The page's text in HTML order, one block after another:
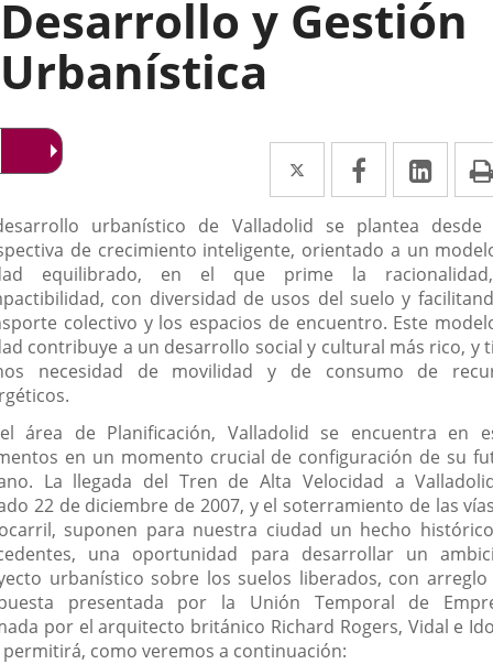
Desarrollo y Gestión
Urbanística
Twitter
Enlace
a
una
aplicación
externa.
Facebook
Enlace
a
una
aplicación
externa.
a
una
urbanístico de Valladolid se plantea desde
de crecimiento inteligente, orientado a un
equilibrado, en el que prime la
con diversidad de usos del suelo y
colectivo y los espacios de encuentro. Este
contribuye a un desarrollo social y cultural más rico, y
necesidad de movilidad y de consumo de
área de Planificación, Valladolid se encuentra en
en un momento crucial de configuración de su
La llegada del Tren de Alta Velocidad a
22 de diciembre de 2007, y el soterramiento de las
suponen para nuestra ciudad un hecho
una oportunidad para desarrollar un
urbanístico sobre los suelos liberados, con
presentada por la Unión Temporal de
por el arquitecto británico Richard Rogers, Vidal e
como veremos a continuación: